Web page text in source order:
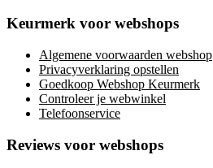
Keurmerk voor webshops
Algemene voorwaarden webshop
Privacyverklaring opstellen
Goedkoop Webshop Keurmerk
Controleer je webwinkel
Telefoonservice
Reviews voor webshops